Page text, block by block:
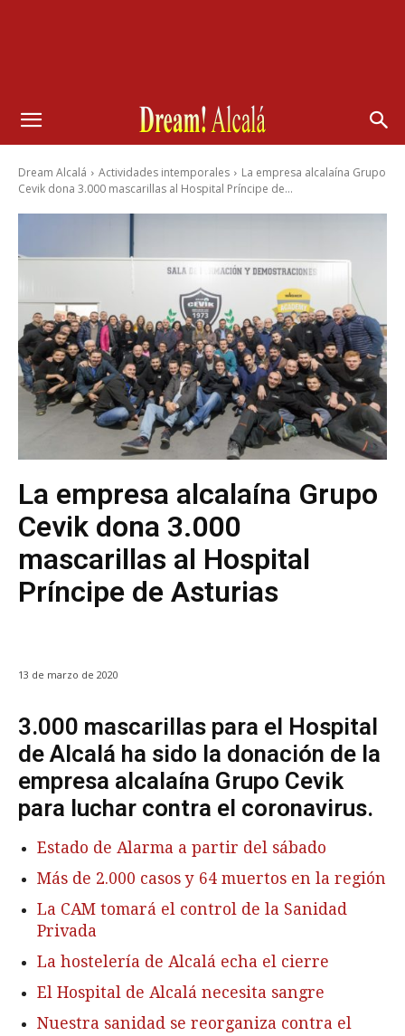
Dream Alcalá Actividades intemporales
La empresa alcalaína Grupo
Cevik dona 3.000 mascarillas al Hospital Príncipe de...
La empresa alcalaína Grupo
Cevik dona 3.000
mascarillas al Hospital
Príncipe de Asturias
13 de marzo de 2020
3.000 mascarillas para el Hospital
de Alcalá ha sido la donación de la
empresa alcalaína Grupo Cevik
para luchar contra el coronavirus.
Estado de Alarma a partir del sábado
Más de 2.000 casos y 64 muertos en la región
La CAM tomará el control de la Sanidad
Privada
La hostelería de Alcalá echa el cierre
El Hospital de Alcalá necesita sangre
Nuestra sanidad se reorganiza contra el